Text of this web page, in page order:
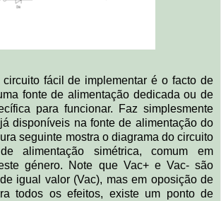
fácil de implementar é o facto de
fonte de alimentação dedicada ou de
para funcionar. Faz simplesmente
disponíveis na fonte de alimentação do
seguinte mostra o diagrama do circuito
alimentação simétrica, comum em
género. Note que Vac+ e Vac- são
igual valor (Vac), mas em oposição de
todos os efeitos, existe um ponto de